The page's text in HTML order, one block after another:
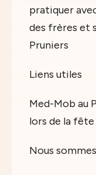
pratiquer
des frères et
Pruniers
Liens utiles
Med-Mob au
lors de la fête
Nous